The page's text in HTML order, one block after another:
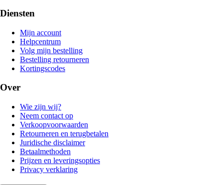
Diensten
Mijn account
Helpcentrum
Volg mijn bestelling
Bestelling retourneren
Kortingscodes
Over
Wie zijn wij?
Neem contact op
Verkoopvoorwaarden
Retourneren en terugbetalen
Juridische disclaimer
Betaalmethoden
Prijzen en leveringsopties
Privacy verklaring